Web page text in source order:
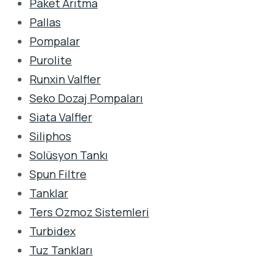
Paket Arıtma
Pallas
Pompalar
Purolite
Runxin Valfler
Seko Dozaj Pompaları
Siata Valfler
Siliphos
Solüsyon Tankı
Spun Filtre
Tanklar
Ters Ozmoz Sistemleri
Turbidex
Tuz Tankları